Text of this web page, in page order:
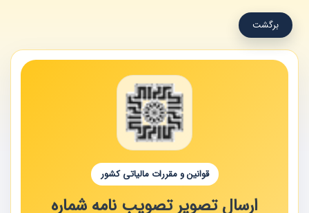
برگشت
قوانین و مقررات مالیاتی کشور
ارسال تصویر تصویب‌ نامه شماره